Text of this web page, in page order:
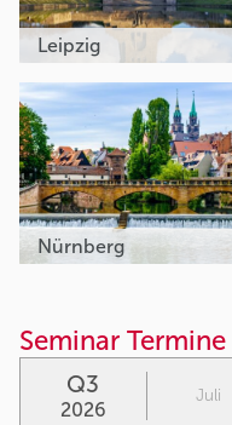
Leipzig
Nürnberg
Seminar
Q3
2026
Juli